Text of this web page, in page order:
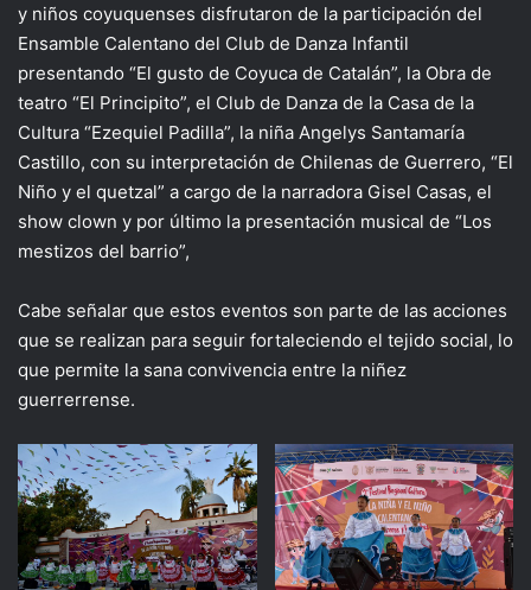
y niños coyuquenses disfrutaron de la participación del
Ensamble Calentano del Club de Danza Infantil
presentando “El gusto de Coyuca de Catalán”, la Obra de
teatro “El Principito”, el Club de Danza de la Casa de la
Cultura “Ezequiel Padilla”, la niña Angelys Santamaría
Castillo, con su interpretación de Chilenas de Guerrero, “El
Niño y el quetzal” a cargo de la narradora Gisel Casas, el
show clown y por último la presentación musical de “Los
mestizos del barrio”,
Cabe señalar que estos eventos son parte de las acciones
que se realizan para seguir fortaleciendo el tejido social, lo
que permite la sana convivencia entre la niñez
guerrerrense.